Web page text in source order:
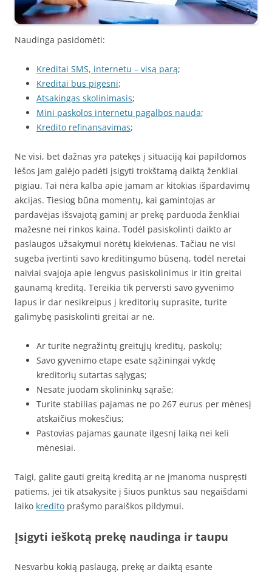
Naudinga pasidomėti:
Kreditai SMS, internetu – visą parą;
Kreditai bus pigesni;
Atsakingas skolinimasis;
Mini paskolos internetu pagalbos nauda;
Kredito refinansavimas;
Ne visi, bet dažnas yra patekęs į situaciją kai papildomos
lėšos jam galėjo padėti įsigyti trokštamą daiktą ženkliai
pigiau. Tai nėra kalba apie jamam ar kitokias išpardavimų
akcijas. Tiesiog būna momentų, kai gamintojas ar
pardavėjas išsvajotą gaminį ar prekę parduoda ženkliai
mažesne nei rinkos kaina. Todėl pasiskolinti daikto ar
paslaugos užsakymui norėtų kiekvienas. Tačiau ne visi
sugeba įvertinti savo kreditingumo būseną, todėl neretai
naiviai svajoja apie lengvus pasiskolinimus ir itin greitai
gaunamą kreditą. Tereikia tik perversti savo gyvenimo
lapus ir dar nesikreipus į kreditorių suprasite, turite
galimybę pasiskolinti greitai ar ne.
Ar turite negražintų greitųjų kreditų, paskolų;
Savo gyvenimo etape esate sąžiningai vykdę
kreditorių sutartas sąlygas;
Nesate juodam skolininkų sąraše;
Turite stabilias pajamas ne po 267 eurus per mėnesį
atskaičius mokesčius;
Pastovias pajamas gaunate ilgesnį laiką nei keli
mėnesiai.
Taigi, galite gauti greitą kreditą ar ne įmanoma nuspręsti
patiems, jei tik atsakysite į šiuos punktus sau negaišdami
laiko kredito prašymo paraiškos pildymui.
Įsigyti ieškotą prekę naudinga ir taupu
Nesvarbu kokią paslaugą, prekę ar daiktą esante